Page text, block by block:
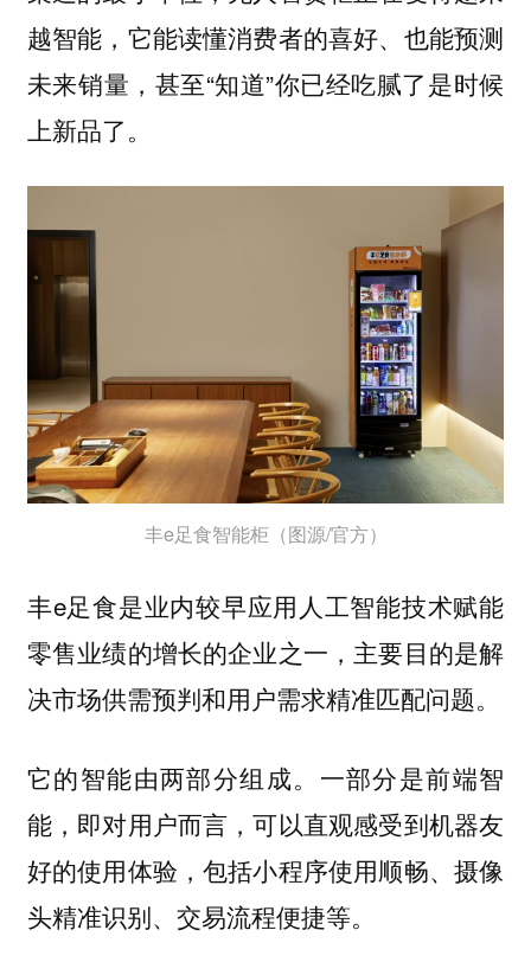
越智能，它能读懂消费者的喜好、也能预测
未来销量，甚至“知道”你已经吃腻了是时候
上新品了。
丰e足食智能柜（图源/官方）
丰e足食是业内较早应用人工智能技术赋能
零售业绩的增长的企业之一，主要目的是解
决市场供需预判和用户需求精准匹配问题。
它的智能由两部分组成。一部分是前端智
能，即对用户而言，可以直观感受到机器友
好的使用体验，包括小程序使用顺畅、摄像
头精准识别、交易流程便捷等。